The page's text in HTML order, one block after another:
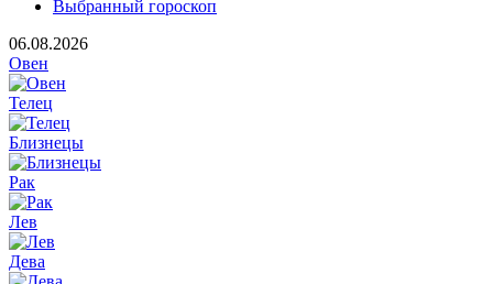
Выбранный гороскоп
06.08.2026
Овен
Телец
Близнецы
Рак
Лев
Дева